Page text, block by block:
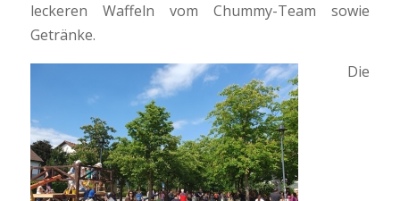
leckeren Waffeln vom Chummy-Team sowie
Getränke.
Die